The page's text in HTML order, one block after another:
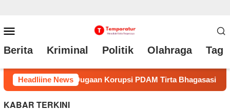
ke
konten
Mobile
Berita Kriminal Politik Olahraga Tag
Headliine News
Meriahkan Hari Jadi ke-76 dan HUT ke-81 RI, 28 Tim
KABAR TERKINI